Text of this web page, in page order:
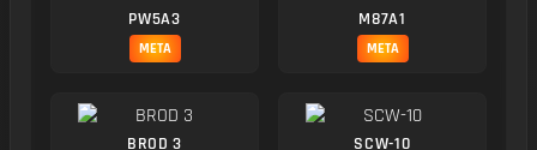
PW5A3
META
M87A1
META
BROD 3 SCW-10